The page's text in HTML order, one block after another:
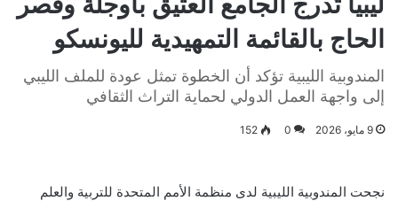
الحاج بالقائمة التمهيدية لليونسكو
المندوبية الليبية تؤكد أن الخطوة تمثل عودة للملف الليبي
إلى واجهة العمل الدولي لحماية التراث الثقافي
9 مايو، 2026 0
152
نجحت المندوبية الليبية لدى منظمة الأمم المتحدة للتربية والعلم